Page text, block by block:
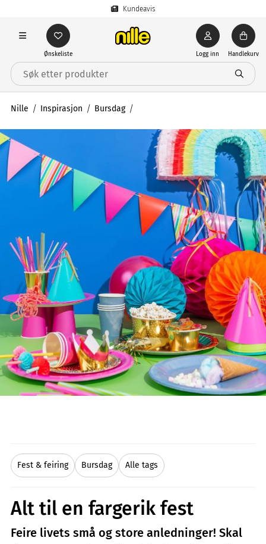
Kundeavis
Ønskeliste Logg inn Handlekurv
Nille Inspirasjon Bursdag
Fest & feiring Bursdag Alle tags
Alt til en fargerik fest
Feire livets små og store anledninger! Skal